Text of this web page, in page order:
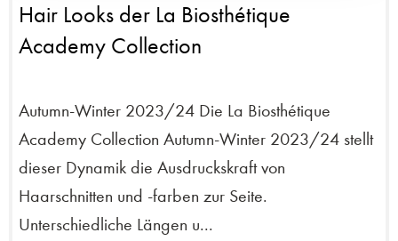
Hair Looks der La Biosthétique
Academy Collection
Autumn-Winter 2023/24 Die La Biosthétique
Academy Collection Autumn-Winter 2023/24 stellt
dieser Dynamik die Ausdruckskraft von
Haarschnitten und -farben zur Seite.
Unterschiedliche Längen u...